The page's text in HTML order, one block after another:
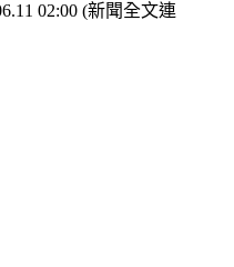
02:00 (新聞全文連